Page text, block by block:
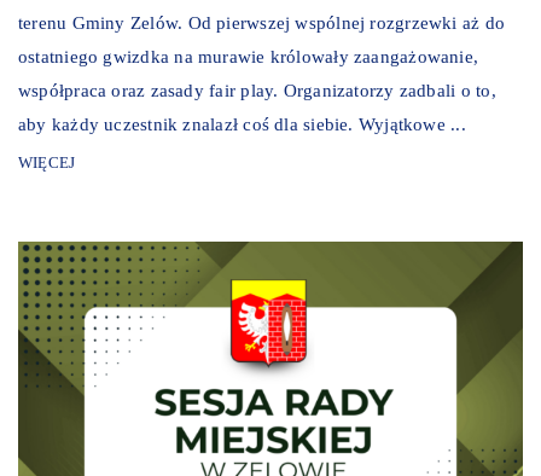
terenu Gminy Zelów. Od pierwszej wspólnej rozgrzewki aż do
ostatniego gwizdka na murawie królowały zaangażowanie,
współpraca oraz zasady fair play. Organizatorzy zadbali o to,
aby każdy uczestnik znalazł coś dla siebie. Wyjątkowe ...
WIĘCEJ